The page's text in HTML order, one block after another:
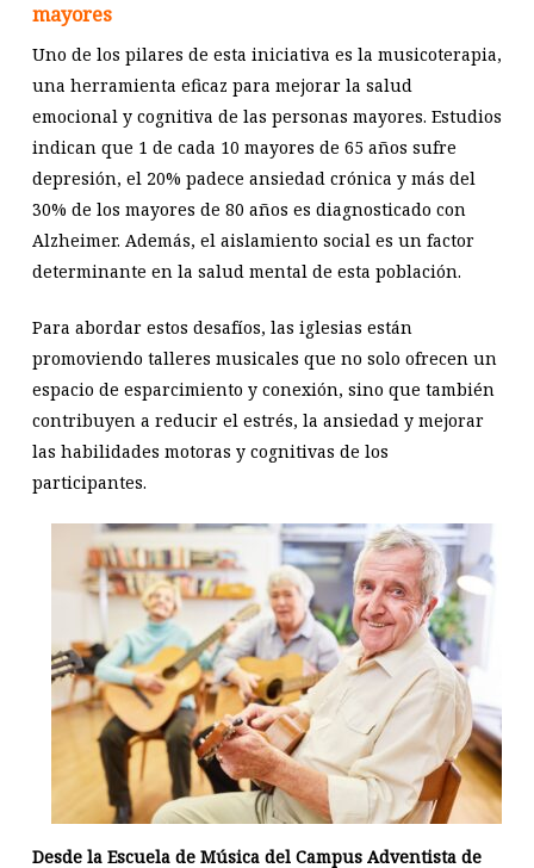
mayores
Uno de los pilares de esta iniciativa es la musicoterapia,
una herramienta eficaz para mejorar la salud
emocional y cognitiva de las personas mayores. Estudios
indican que 1 de cada 10 mayores de 65 años sufre
depresión, el 20% padece ansiedad crónica y más del
30% de los mayores de 80 años es diagnosticado con
Alzheimer. Además, el aislamiento social es un factor
determinante en la salud mental de esta población.
Para abordar estos desafíos, las iglesias están
promoviendo talleres musicales que no solo ofrecen un
espacio de esparcimiento y conexión, sino que también
contribuyen a reducir el estrés, la ansiedad y mejorar
las habilidades motoras y cognitivas de los
participantes.
Desde la Escuela de Música del Campus Adventista de